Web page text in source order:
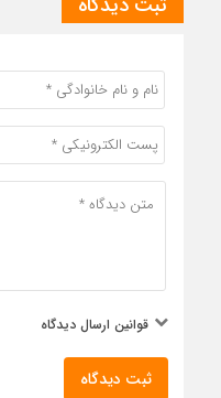
قوانین ارسال دیدگاه
ثبت دیدگاه